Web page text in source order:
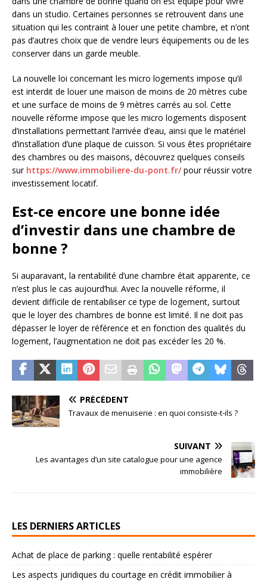
dans un studio. Certaines personnes se retrouvent dans une
situation qui les contraint à louer une petite chambre, et n’ont
pas d’autres choix que de vendre leurs équipements ou de les
conserver dans un garde meuble.
La nouvelle loi concernant les micro logements impose qu’il
est interdit de louer une maison de moins de 20 mètres cube
et une surface de moins de 9 mètres carrés au sol. Cette
nouvelle réforme impose que les micro logements disposent
d’installations permettant l’arrivée d’eau, ainsi que le matériel
d’installation d’une plaque de cuisson. Si vous êtes propriétaire
des chambres ou des maisons, découvrez quelques conseils
sur https://www.immobiliere-du-pont.fr/pour réussir votre
investissement locatif.
Est-ce encore une bonne idée
d’investir dans une chambre de
bonne ?
Si auparavant, la rentabilité d’une chambre était apparente, ce
n’est plus le cas aujourd’hui. Avec la nouvelle réforme, il
devient difficile de rentabiliser ce type de logement, surtout
que le loyer des chambres de bonne est limité. Il ne doit pas
dépasser le loyer de référence et en fonction des qualités du
logement, l’augmentation ne doit pas excéder les 20 %.
PRÉCÉDENT
Travaux de menuiserie : en quoi consiste-t-ils ?
SUIVANT
Les avantages d’un site catalogue pour une agence
immobilière
LES DERNIERS ARTICLES
Achat de place de parking : quelle rentabilité espérer
Les aspects juridiques du courtage en crédit immobilier à